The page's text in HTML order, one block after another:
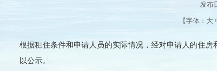
发布
【字体： 大
根据租住条件和申请人员的实际情况，经对申请人的住
以公示。